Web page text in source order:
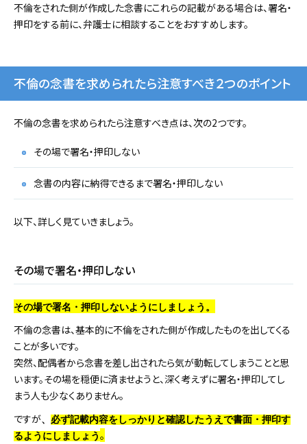
不倫をされた側が作成した念書にこれらの記載がある場合は、署名・
押印をする前に、弁護士に相談することをおすすめします。
不倫の念書を求められたら注意すべき２つのポイント
不倫の念書を求められたら注意すべき点は、次の2つです。
その場で署名・押印しない
念書の内容に納得できるまで署名・押印しない
以下、詳しく見ていきましょう。
その場で署名・押印しない
その場で署名・押印しないようにしましょう。
不倫の念書は、基本的に不倫をされた側が作成したものを出してくる
ことが多いです。
突然、配偶者から念書を差し出されたら気が動転してしまうことと思
います。その場を穏便に済ませようと、深く考えずに署名・押印してし
まう人も少なくありません。
ですが、 必ず記載内容をしっかりと確認したうえで書面・押印す
るようにしましょう 。